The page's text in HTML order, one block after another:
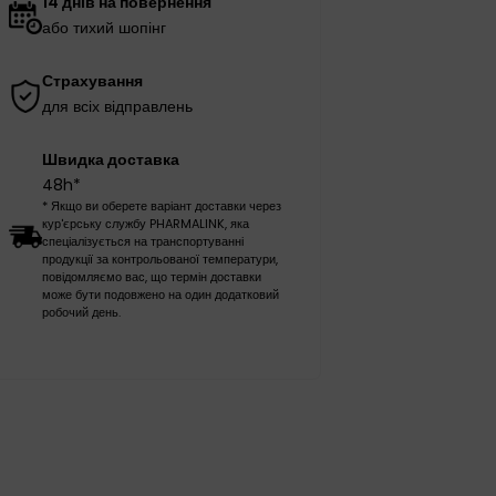
або тихий шопінг
Страхування
для всіх відправлень
Швидка доставка
48h*
* Якщо ви оберете варіант доставки через
кур'єрську службу PHARMALINK, яка
спеціалізується на транспортуванні
продукції за контрольованої температури,
повідомляємо вас, що термін доставки
може бути подовжено на один додатковий
робочий день.